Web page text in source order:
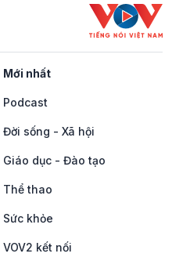
Mới nhất
Podcast
Đời sống - Xã hội
Giáo dục - Đào tạo
Thể thao
Sức khỏe
VOV2 kết nối